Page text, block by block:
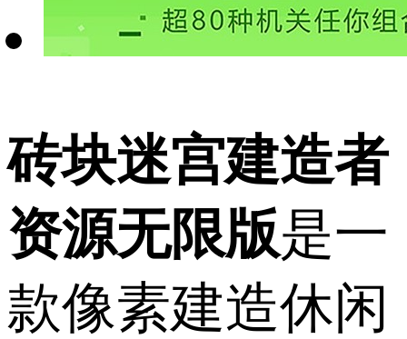
砖块迷宫建造者
资源无限版是一
款像素建造休闲